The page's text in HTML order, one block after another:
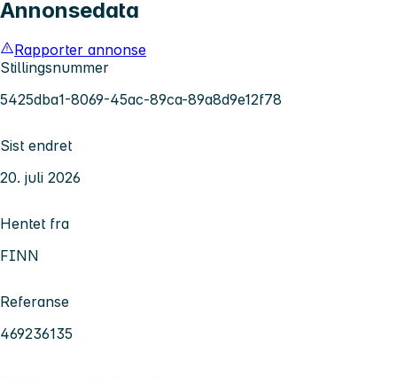
Annonsedata
Rapporter annonse
Stillingsnummer
5425dba1-8069-45ac-89ca-89a8d9e12f78
Sist endret
20. juli 2026
Hentet fra
FINN
Referanse
469236135